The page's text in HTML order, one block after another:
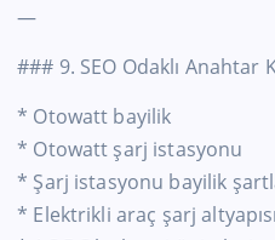
—
### 9. SEO Odaklı Anahtar
* Otowatt bayilik
* Otowatt şarj istasyonu
* Şarj istasyonu bayilik
* Elektrikli araç şarj altyapısı